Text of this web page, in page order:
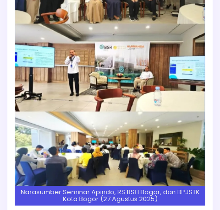
Narasumber Seminar Apindo, RS BSH Bogor, dan BPJSTK
Kota Bogor (27 Agustus 2025)